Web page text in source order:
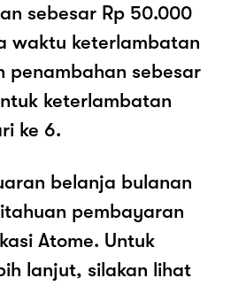
sebesar Rp 50.000
waktu keterlambatan
penambahan sebesar
keterlambatan
ke 6.
belanja bulanan
pembayaran
Atome. Untuk
lanjut, silakan lihat